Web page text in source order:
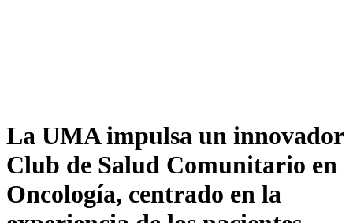
La UMA impulsa un innovador
Club de Salud Comunitario en
Oncología, centrado en la